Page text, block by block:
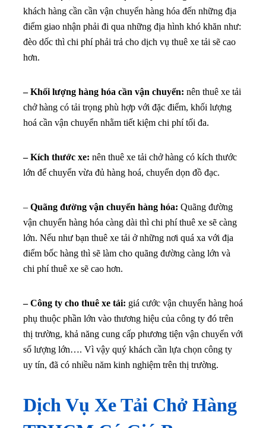
– Khối lượng hàng hóa cần vận chuyển: nên thuê xe tải
chở hàng có tải trọng phù hợp với đặc điểm, khối lượng
– Kích thước xe:
nên thuê xe tải chở hàng có kích thước
lớn để chuyển vừa đủ hàng hoá, chuyển dọn đồ đạc.
Quãng đường vận chuyển hàng hóa:
Quãng đường
vận chuyển hàng hóa càng dài thì chi phí thuê xe sẽ càng
chi phí thuê xe sẽ cao hơn.
– Công ty cho thuê xe tải:
giá cước vận chuyển hàng hoá
phụ thuộc phần lớn vào thương hiệu của công ty đó trên
uy tín, đã có nhiều năm kinh nghiệm trên thị trường.
Dịch Vụ Xe Tải Chở Hàng
TPHCM Có Giá Bao
Nhiêu ?